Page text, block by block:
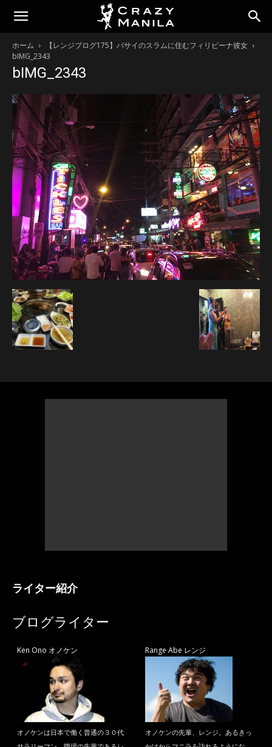
ホーム
【レンジブログ175】パサイのスラムに住むフィリピーナ彼女
bIMG_2343
bIMG_2343
ライター紹介
ブログライター
Ken Ono オノケン
オノケンは日本で働く普通の３０代
Range Abe レンジ
オノケンの先輩、レンジ。あるきっ